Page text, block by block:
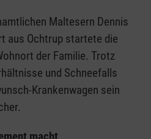
Maltesern Dennis
aus Ochtrup startete die
der Familie. Trotz
und Schneefalls
Krankenwagen sein